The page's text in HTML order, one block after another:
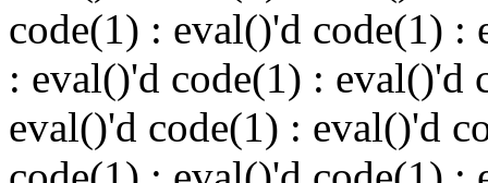
code(1) : eval()'d code(1) :
: eval()'d code(1) : eval()'d
eval()'d code(1) : eval()'d